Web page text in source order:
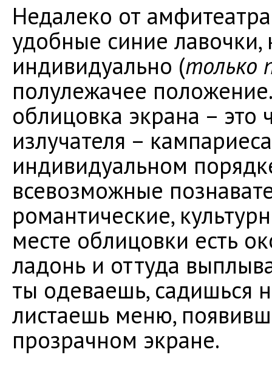
Недалеко от
удобные синие
индивидуально (только
полулежачее
облицовка экрана – это
излучателя –
индивидуальном
всевозможные
романтические,
месте облицовки есть
ладонь и оттуда
ты одеваешь, садишься
листаешь меню,
прозрачном экране.